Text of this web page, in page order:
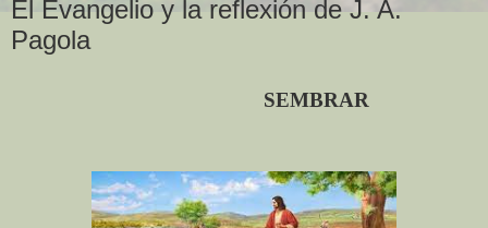
El Evangelio y la reflexión de J. A.
Pagola
SEMBRAR